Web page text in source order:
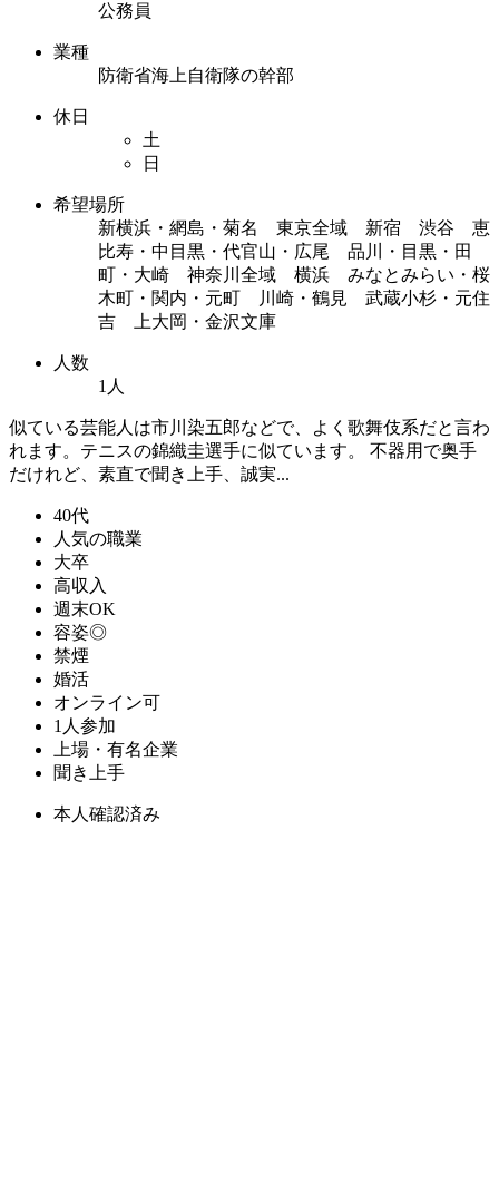
公務員
業種
防衛省海上自衛隊の幹部
休日
土
日
希望場所
新横浜・網島・菊名 東京全域 新宿 渋谷 恵
比寿・中目黒・代官山・広尾 品川・目黒・田
町・大崎 神奈川全域 横浜 みなとみらい・桜
木町・関内・元町 川崎・鶴見 武蔵小杉・元住
吉 上大岡・金沢文庫
人数
1人
似ている芸能人は市川染五郎などで、よく歌舞伎系だと言わ
れます。テニスの錦織圭選手に似ています。 不器用で奥手
だけれど、素直で聞き上手、誠実...
40代
人気の職業
大卒
高収入
週末OK
容姿◎
禁煙
婚活
オンライン可
1人参加
上場・有名企業
聞き上手
本人確認済み